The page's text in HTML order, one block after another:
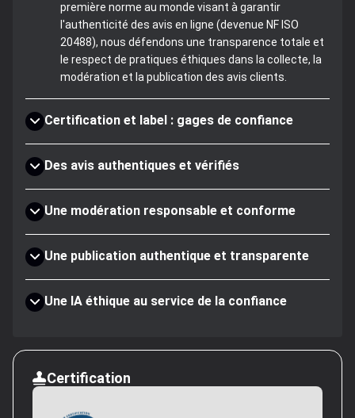
première norme au monde visant à garantir
l'authenticité des avis en ligne (devenue NF ISO
20488), nous défendons une transparence totale et
le respect de pratiques éthiques dans la collecte, la
modération et la publication des avis clients.
Certification et label : gages de confiance
Des avis authentiques et vérifiés
Une modération responsable et conforme
Une publication authentique et transparente
Une IA éthique au service de la confiance
Certification